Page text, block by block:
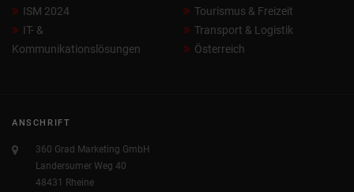
ISM 2024
IT- &
Kommunikationslösungen
Tourismus & Freizeit
Transport & Logistik
Österreich
ANSCHRIFT
360 Grad Marketing GmbH
Landersumer Weg 40
48431 Rheine